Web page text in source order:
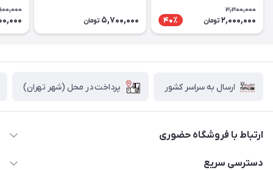
متری (تو جعبه ای)
3,300,000
2,000,000 تومان 40٪ 5,700,000 تومان
شاخه -
ارسال به سراسر کشور پرداخت در محل (شهر تهران)
ارتباط با فروشگاه حضوری
02188874370 - 02188874371
دسترسی سریع